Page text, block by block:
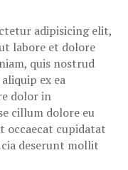
adipisicing elit,
labore et dolore
quis nostrud
ex ea
dolor in
cillum dolore eu
occaecat cupidatat
deserunt mollit